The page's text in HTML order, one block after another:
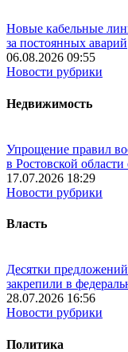
Новые кабельные
за постоянных аварий
06.08.2026 09:55
Новости рубрики
Недвижимость
Упрощение правил
в Ростовской
17.07.2026 18:29
Новости рубрики
Власть
Десятки предложений
закрепили в
28.07.2026 16:56
Новости рубрики
Политика